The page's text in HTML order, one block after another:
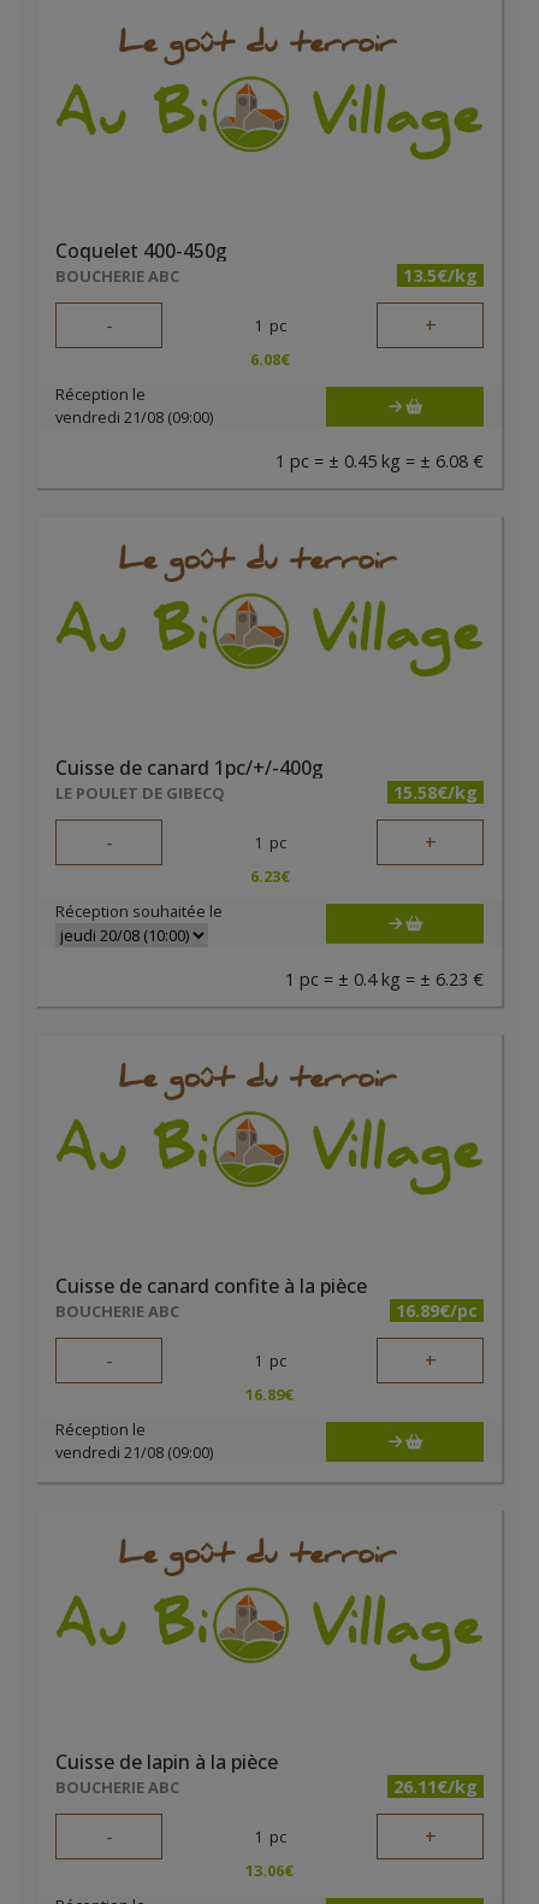
Coquelet 400-450g
BOUCHERIE ABC 13.5€/kg
- 1 pc +
6.08€
Réception le
vendredi 21/08 (09:00)
1 pc = ± 0.45 kg = ± 6.08 €
Cuisse de canard 1pc/+/-400g
LE POULET DE GIBECQ 15.58€/kg
- 1 pc +
6.23€
Réception souhaitée le
1 pc = ± 0.4 kg = ± 6.23 €
Cuisse de canard confite à la pièce
BOUCHERIE ABC 16.89€/pc
- 1 pc +
16.89€
Réception le
vendredi 21/08 (09:00)
Cuisse de lapin à la pièce
BOUCHERIE ABC 26.11€/kg
- 1 pc +
13.06€